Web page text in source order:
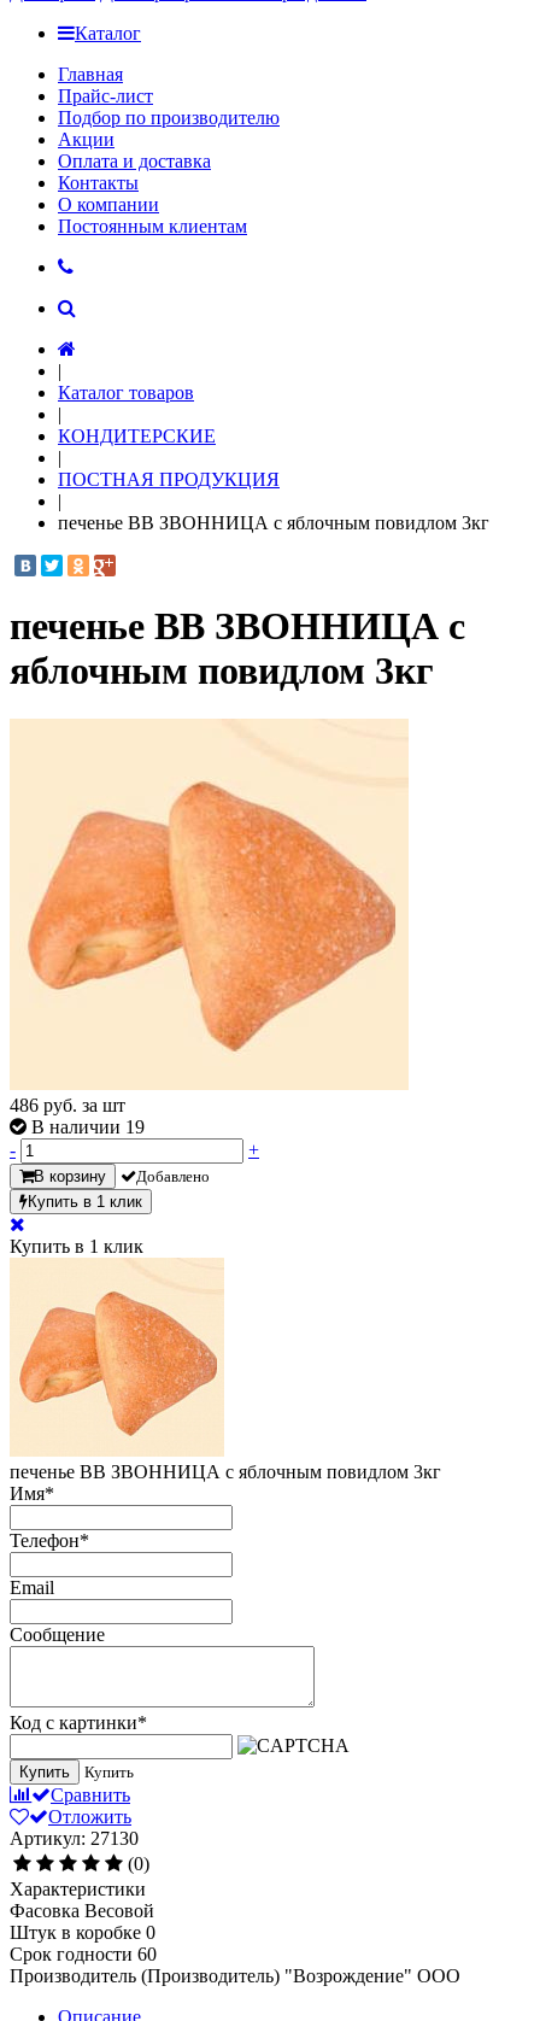
Каталог
Главная
Прайс-лист
Подбор по производителю
Акции
Оплата и доставка
Контакты
О компании
Постоянным клиентам
|
Каталог товаров
|
КОНДИТЕРСКИЕ
|
ПОСТНАЯ ПРОДУКЦИЯ
|
печенье ВВ ЗВОННИЦА с яблочным повидлом 3кг
печенье ВВ ЗВОННИЦА с
яблочным повидлом 3кг
486 руб. за шт
В наличии 19
-
+
В корзину
Добавлено
Купить в 1 клик
Купить в 1 клик
печенье ВВ ЗВОННИЦА с яблочным повидлом 3кг
Имя*
Телефон*
Email
Сообщение
Код с картинки*
Купить Купить
Сравнить
Отложить
Артикул: 27130
(0)
Характеристики
Фасовка Весовой
Штук в коробке 0
Срок годности 60
Производитель (Производитель) "Возрождение" ООО